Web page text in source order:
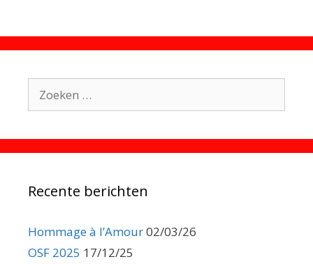
naar:
Recente berichten
Hommage à l’Amour02/03/26
OSF 2025 17/12/25